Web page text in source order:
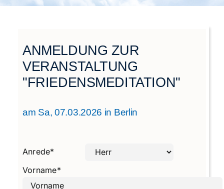
Städtegruppen Schweiz
ANMELDUNG ZUR
VERANSTALTUNG
"FRIEDENSMEDITATION"
am Sa, 07.03.2026 in Berlin
Anrede*
Vorname*